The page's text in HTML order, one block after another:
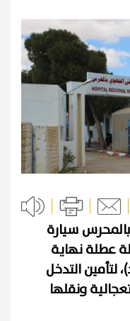
سيارة
عطلة نهاية
لتأمين التدخل
ونقلها